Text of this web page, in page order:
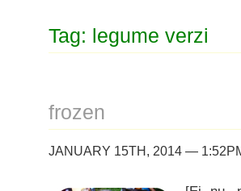
Tag: legume verzi
frozen
JANUARY 15TH, 2014 —